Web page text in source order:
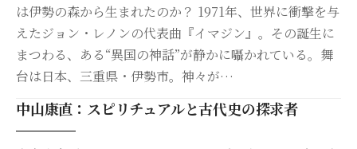
は伊勢の森から生まれたのか？ 1971年、世界に衝撃を与
えたジョン・レノンの代表曲『イマジン』。その誕生に
まつわる、ある“異国の神話”が静かに囁かれている。舞
台は日本、三重県・伊勢市。神々が…
中山康直：スピリチュアルと古代史の探求者